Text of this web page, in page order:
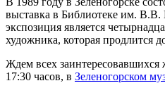
выставка в Библиотеке им. В.В.
экспозиция является
художника, которая продлится
Ждем всех заинтересовавшихся
17:30 часов, в Зеленогорском